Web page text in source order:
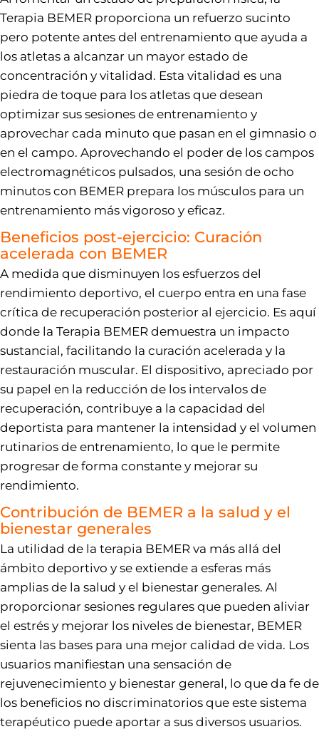
Terapia BEMER proporciona un refuerzo sucinto
pero potente antes del entrenamiento que ayuda a
los atletas a alcanzar un mayor estado de
concentración y vitalidad. Esta vitalidad es una
piedra de toque para los atletas que desean
optimizar sus sesiones de entrenamiento y
aprovechar cada minuto que pasan en el gimnasio o
en el campo. Aprovechando el poder de los campos
electromagnéticos pulsados, una sesión de ocho
minutos con BEMER prepara los músculos para un
entrenamiento más vigoroso y eficaz.
Beneficios post-ejercicio: Curación
acelerada con BEMER
A medida que disminuyen los esfuerzos del
rendimiento deportivo, el cuerpo entra en una fase
crítica de recuperación posterior al ejercicio. Es aquí
donde la Terapia BEMER demuestra un impacto
sustancial, facilitando la curación acelerada y la
restauración muscular. El dispositivo, apreciado por
su papel en la reducción de los intervalos de
recuperación, contribuye a la capacidad del
deportista para mantener la intensidad y el volumen
rutinarios de entrenamiento, lo que le permite
progresar de forma constante y mejorar su
rendimiento.
Contribución de BEMER a la salud y el
bienestar generales
La utilidad de la terapia BEMER va más allá del
ámbito deportivo y se extiende a esferas más
amplias de la salud y el bienestar generales. Al
proporcionar sesiones regulares que pueden aliviar
el estrés y mejorar los niveles de bienestar, BEMER
sienta las bases para una mejor calidad de vida. Los
usuarios manifiestan una sensación de
rejuvenecimiento y bienestar general, lo que da fe de
los beneficios no discriminatorios que este sistema
terapéutico puede aportar a sus diversos usuarios.